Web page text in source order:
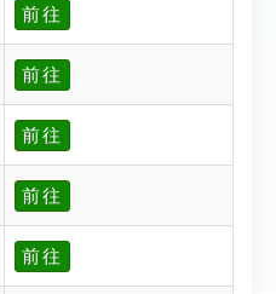
前往
前往
前往
前往
前往